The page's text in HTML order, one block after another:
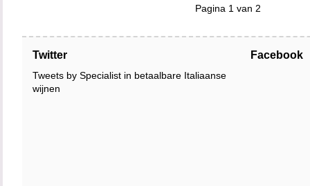
Pagina 1 van 2
Twitter
Tweets by Specialist in betaalbare Italiaanse
wijnen
Facebook